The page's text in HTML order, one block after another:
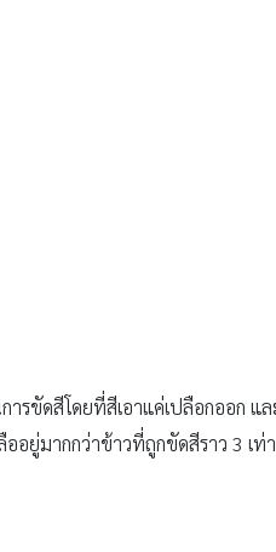
ขัดสีโดยที่สีเอาแค่เปลือกออก แล
อยู่มากกว่าข้าวที่ถูกขัดสีราว 3 เท่